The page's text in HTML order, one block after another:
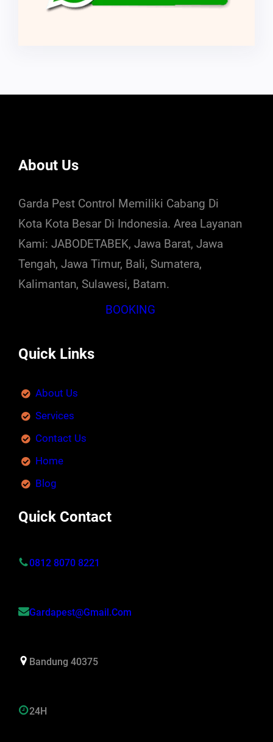
About Us
Garda Pest Control Memiliki Cabang Di
Kota Kota Besar Di Indonesia. Area Layanan
Kami: JABODETABEK, Jawa Barat, Jawa
Tengah, Jawa Timur, Bali, Sumatera,
Kalimantan, Sulawesi, Batam.
BOOKING
Quick Links
About Us
Services
Contact Us
Home
Blog
Quick Contact
0812 8070 8221
Gardapest@gmail.com
Bandung 40375
24H